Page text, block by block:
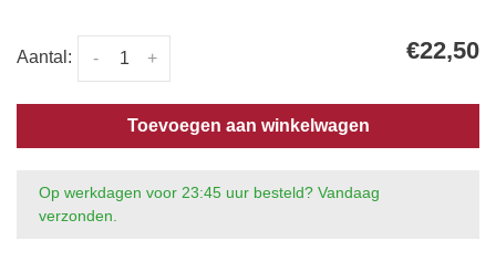
Aantal: +
- €22,50
Toevoegen aan winkelwagen
Op werkdagen voor 23:45 uur besteld? Vandaag
verzonden.